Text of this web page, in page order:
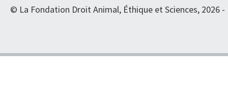
© La Fondation Droit Animal, Éthique et Sciences, 2026 -